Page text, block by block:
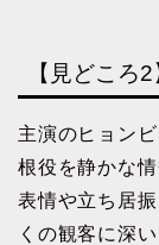
【見どころ
主演のヒョン
根役を静かな
表情や立ち居
くの観客に深